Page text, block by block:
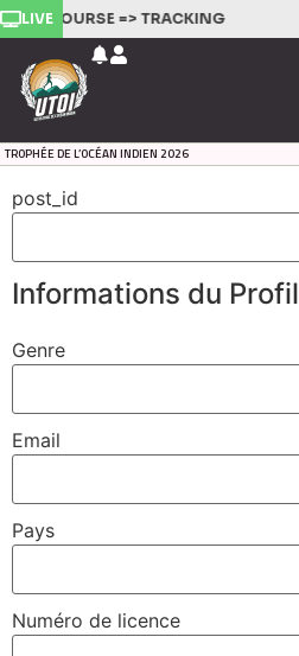
LIVE
LA COURSE =>TRACKING
TROPHÉE DE L’OCÉAN INDIEN 2026
post_id
Informations du Profil
Genre
Email
Pays
Numéro de licence